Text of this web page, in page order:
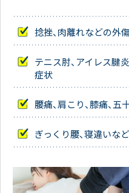
捻挫、肉離れなどの外
テニス肘、アイレス腱
症状
腰痛、肩こり、膝痛、
ぎっくり腰、寝違いな